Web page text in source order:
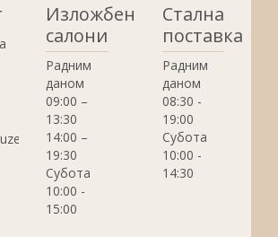
Изложбени
салони
Радним
даном
09:00 –
13:30
14:00 –
19:30
Субота
10:00 -
15:00
Стална
поставка
Радним
даном
08:30 -
19:00
Субота
10:00 -
14:30